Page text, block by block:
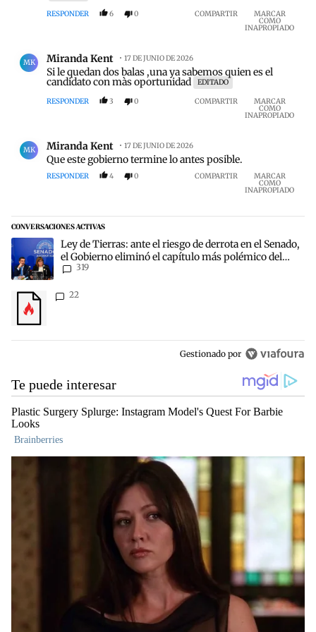
RESPONDER 6 0 COMPARTIR MARCAR
COMO
INAPROPIADO
MK Miranda Kent 17 DE JUNIO DE 2026
Si le quedan dos balas ,una ya sabemos quien es el
candidato con màs oportunidad EDITADO
RESPONDER 3 0 COMPARTIR MARCAR
COMO
INAPROPIADO
MK Miranda Kent 17 DE JUNIO DE 2026
Que este gobierno termine lo antes posible.
RESPONDER 4 0 COMPARTIR MARCAR
COMO
INAPROPIADO
CONVERSACIONES ACTIVAS
Este listado muestra los artículos con más comentarios en los
Un artículo de tendencia con el título "Ley de Tierras: ante el
Ley de Tierras: ante el riesgo de derrota en el Senado,
el Gobierno eliminó el capítulo más polémico del
proyecto
319
Un artículo de tendencia con el título "" con 22 comentarios.
22
Gestionado por